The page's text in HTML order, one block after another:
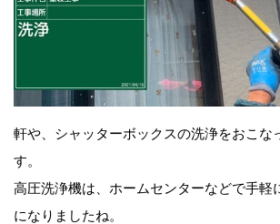
軒や、シャッターボックスの洗浄をおこな
す。
高圧洗浄機は、ホームセンターなどで手軽
になりましたね。